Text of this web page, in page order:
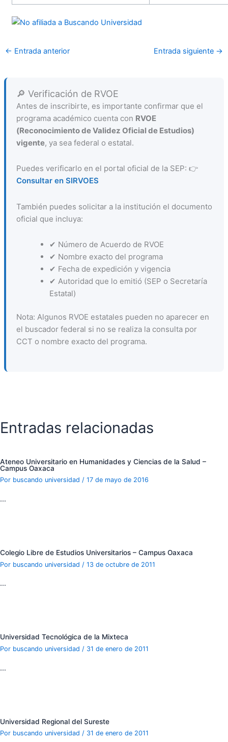
← Entrada anterior Entrada siguiente →
🔎 Verificación de RVOE
Antes de inscribirte, es importante confirmar que el
programa académico cuenta con RVOE
(Reconocimiento de Validez Oficial de Estudios)
vigente, ya sea federal o estatal.
Puedes verificarlo en el portal oficial de la SEP: 👉
Consultar en SIRVOES
También puedes solicitar a la institución el documento
oficial que incluya:
✔ Número de Acuerdo de RVOE
✔ Nombre exacto del programa
✔ Fecha de expedición y vigencia
✔ Autoridad que lo emitió (SEP o Secretaría
Estatal)
Nota: Algunos RVOE estatales pueden no aparecer en
el buscador federal si no se realiza la consulta por
CCT o nombre exacto del programa.
Entradas relacionadas
Ateneo Universitario en Humanidades y Ciencias de la Salud –
Campus Oaxaca
Por buscando universidad / 17 de mayo de 2016
…
Colegio Libre de Estudios Universitarios – Campus Oaxaca
Por buscando universidad / 13 de octubre de 2011
…
Universidad Tecnológica de la Mixteca
Por buscando universidad / 31 de enero de 2011
…
Universidad Regional del Sureste
Por buscando universidad / 31 de enero de 2011